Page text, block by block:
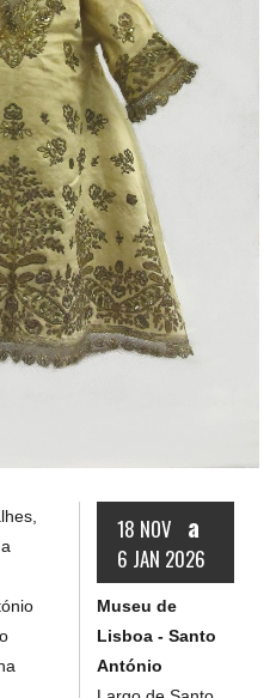
18 NOV a
6 JAN 2026
Museu de
Lisboa - Santo
António